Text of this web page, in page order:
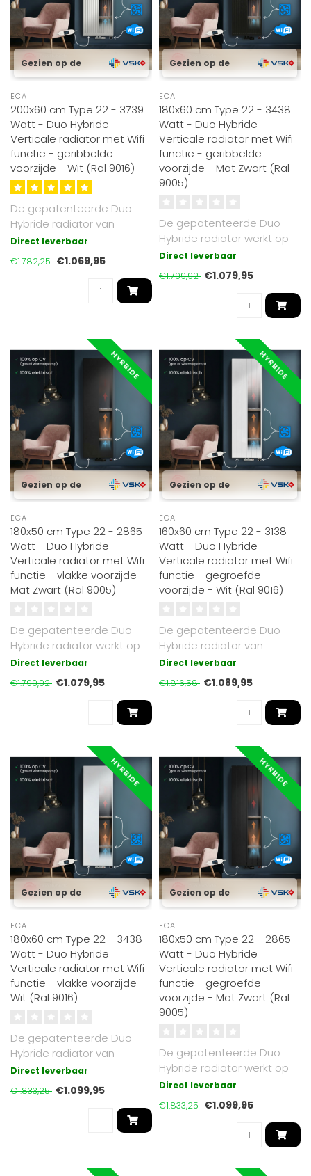
Gezien op de
ECA
200x60 cm Type 22 - 3739
Watt - Duo Hybride
Verticale radiator met Wifi
functie - geribbelde
voorzijde - Wit (Ral 9016)
De gepatenteerde Duo
Hybride radiator van
Radiator-Outlet werkt
zowel op cv (gas..
Direct leverbaar
€1.782,25 €1.069,95
Gezien op de
ECA
180x60 cm Type 22 - 3438
Watt - Duo Hybride
Verticale radiator met Wifi
functie - geribbelde
voorzijde - Mat Zwart (Ral
9005)
De gepatenteerde Duo
Hybride radiator werkt op
cv of elektrisch. Voorzien
Direct leverbaar
€1.799,92 €1.079,95
HYRBIDE
Gezien op de
ECA
180x50 cm Type 22 - 2865
Watt - Duo Hybride
Verticale radiator met Wifi
functie - vlakke voorzijde -
Mat Zwart (Ral 9005)
De gepatenteerde Duo
Hybride radiator werkt op
cv of elektrisch. Luxe Mat
Zwart ..
Direct leverbaar
€1.799,92 €1.079,95
HYRBIDE
Gezien op de
ECA
160x60 cm Type 22 - 3138
Watt - Duo Hybride
Verticale radiator met Wifi
functie - gegroefde
voorzijde - Wit (Ral 9016)
De gepatenteerde Duo
Hybride radiator van
Radiator-Outlet werkt
zowel op cv (gas..
Direct leverbaar
€1.816,58 €1.089,95
HYRBIDE
Gezien op de
ECA
180x60 cm Type 22 - 3438
Watt - Duo Hybride
Verticale radiator met Wifi
functie - vlakke voorzijde -
Wit (Ral 9016)
De gepatenteerde Duo
Hybride radiator van
Radiator-Outlet werkt
zowel op cv (gas..
Direct leverbaar
€1.833,25 €1.099,95
HYRBIDE
Gezien op de
ECA
180x50 cm Type 22 - 2865
Watt - Duo Hybride
Verticale radiator met Wifi
functie - gegroefde
voorzijde - Mat Zwart (Ral
9005)
De gepatenteerde Duo
Hybride radiator werkt op
cv of elektrisch. Mat Zwart
Direct leverbaar
€1.833,25 €1.099,95